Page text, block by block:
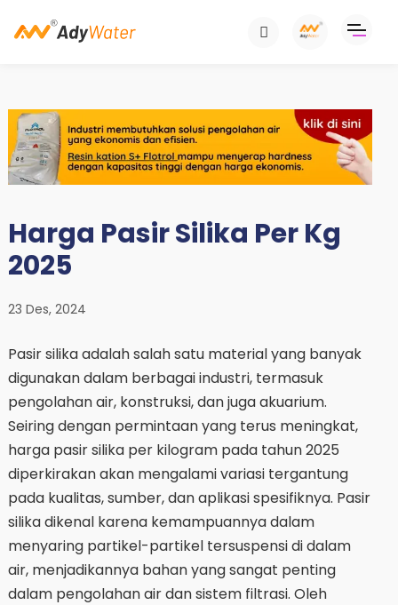
Harga Pasir Silika Per Kg
2025
23 Des, 2024
Pasir silika adalah salah satu material yang banyak
digunakan dalam berbagai industri, termasuk
pengolahan air, konstruksi, dan juga akuarium.
Seiring dengan permintaan yang terus meningkat,
harga pasir silika per kilogram pada tahun 2025
diperkirakan akan mengalami variasi tergantung
pada kualitas, sumber, dan aplikasi spesifiknya. Pasir
silika dikenal karena kemampuannya dalam
menyaring partikel-partikel tersuspensi di dalam
air, menjadikannya bahan yang sangat penting
dalam pengolahan air dan sistem filtrasi. Oleh